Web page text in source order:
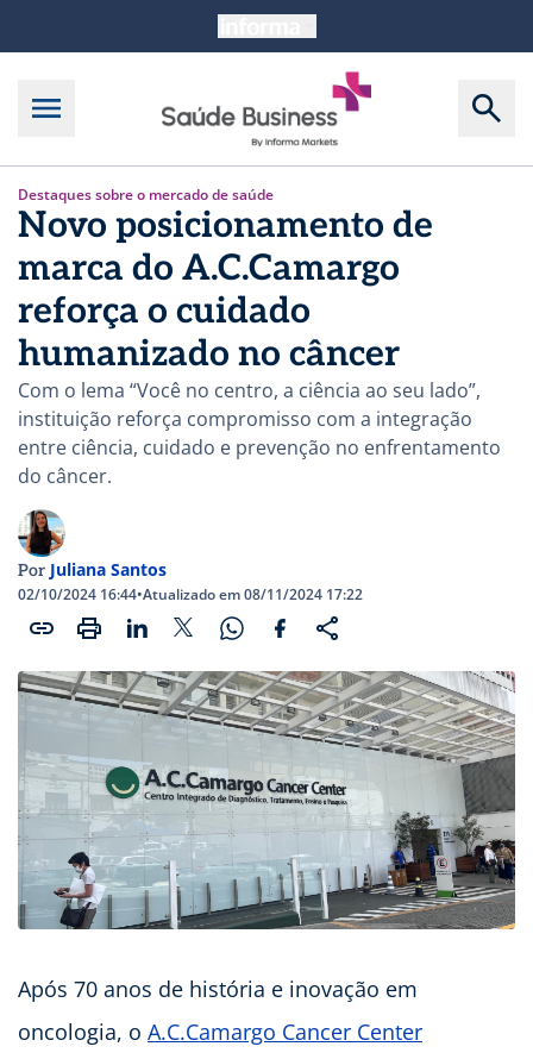
Destaques sobre o mercado de saúde
Novo posicionamento de
marca do A.C.Camargo
reforça o cuidado
humanizado no câncer
Com o lema “Você no centro, a ciência ao seu lado”,
instituição reforça compromisso com a integração
entre ciência, cuidado e prevenção no enfrentamento
do câncer.
Por Juliana Santos
02/10/2024 16:44•Atualizado em 08/11/2024 17:22
Após 70 anos de história e inovação em
oncologia, o A.C.Camargo Cancer Center